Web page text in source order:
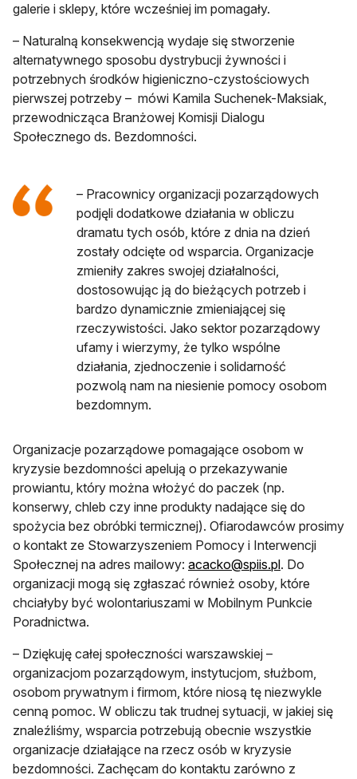
galerie i sklepy, które wcześniej im pomagały.
– Naturalną konsekwencją wydaje się stworzenie
alternatywnego sposobu dystrybucji żywności i
potrzebnych środków higieniczno-czystościowych
pierwszej potrzeby – mówi Kamila Suchenek-Maksiak,
przewodnicząca Branżowej Komisji Dialogu
Społecznego ds. Bezdomności.
– Pracownicy organizacji pozarządowych
podjęli dodatkowe działania w obliczu
dramatu tych osób, które z dnia na dzień
zostały odcięte od wsparcia. Organizacje
zmieniły zakres swojej działalności,
dostosowując ją do bieżących potrzeb i
bardzo dynamicznie zmieniającej się
rzeczywistości. Jako sektor pozarządowy
ufamy i wierzymy, że tylko wspólne
działania, zjednoczenie i solidarność
pozwolą nam na niesienie pomocy osobom
bezdomnym.
Organizacje pozarządowe pomagające osobom w
kryzysie bezdomności apelują o przekazywanie
prowiantu, który można włożyć do paczek (np.
konserwy, chleb czy inne produkty nadające się do
spożycia bez obróbki termicznej). Ofiarodawców prosimy
o kontakt ze Stowarzyszeniem Pomocy i Interwencji
Społecznej na adres mailowy: acacko@spiis.plotwiera się
. Do
organizacji mogą się zgłaszać również osoby, które
chciałyby być wolontariuszami w Mobilnym Punkcie
Poradnictwa.
– Dziękuję całej społeczności warszawskiej –
organizacjom pozarządowym, instytucjom, służbom,
osobom prywatnym i firmom, które niosą tę niezwykle
cenną pomoc. W obliczu tak trudnej sytuacji, w jakiej się
znaleźliśmy, wsparcia potrzebują obecnie wszystkie
organizacje działające na rzecz osób w kryzysie
bezdomności. Zachęcam do kontaktu zarówno z